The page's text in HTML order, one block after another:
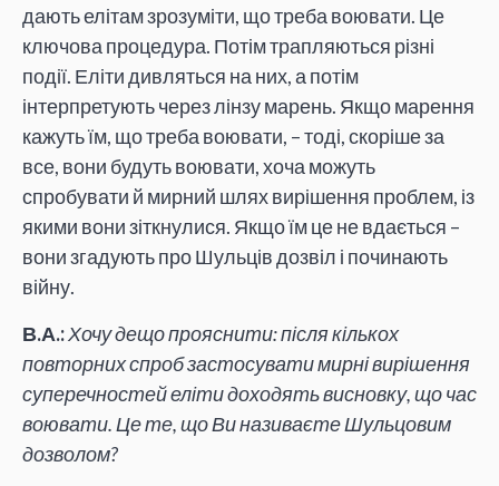
дають елітам зрозуміти, що треба воювати. Це
ключова процедура. Потім трапляються різні
події. Еліти дивляться на них, а потім
інтерпретують через лінзу марень. Якщо марення
кажуть їм, що треба воювати, – тоді, скоріше за
все, вони будуть воювати, хоча можуть
спробувати й мирний шлях вирішення проблем, із
якими вони зіткнулися. Якщо їм це не вдається –
вони згадують про Шульців дозвіл і починають
війну.
В.А.:Хочу дещо прояснити: після кількох
повторних спроб застосувати мирні вирішення
суперечностей еліти доходять висновку, що час
воювати. Це те, що Ви називаєте Шульцовим
дозволом?